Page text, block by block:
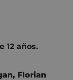
12 años.
, Florian